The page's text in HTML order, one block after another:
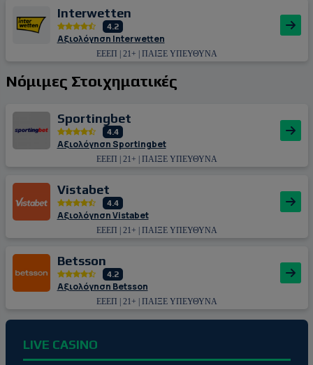
Interwetten
4.2
Αξιολόγηση Interwetten
ΕΕΕΠ | 21+ | ΠΑΙΞΕ ΥΠΕΥΘΥΝΑ
Νόμιμες Στοιχηματικές
Sportingbet
4.4
Αξιολόγηση Sportingbet
ΕΕΕΠ | 21+ | ΠΑΙΞΕ ΥΠΕΥΘΥΝΑ
Vistabet
4.4
Αξιολόγηση Vistabet
ΕΕΕΠ | 21+ | ΠΑΙΞΕ ΥΠΕΥΘΥΝΑ
Betsson
4.2
Αξιολόγηση Betsson
ΕΕΕΠ | 21+ | ΠΑΙΞΕ ΥΠΕΥΘΥΝΑ
LIVE CASINO